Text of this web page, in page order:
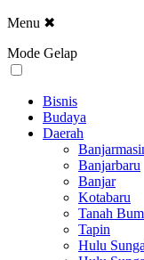
Menu ✖
Mode Gelap
Bisnis
Budaya
Daerah
Banjarbaru
Banjar
Kotabaru
Tanah
Tapin
Hulu